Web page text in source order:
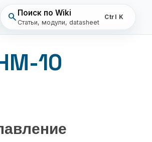
search Поиск по Wiki
Статьи, модули, datasheet
Ctrl K
10